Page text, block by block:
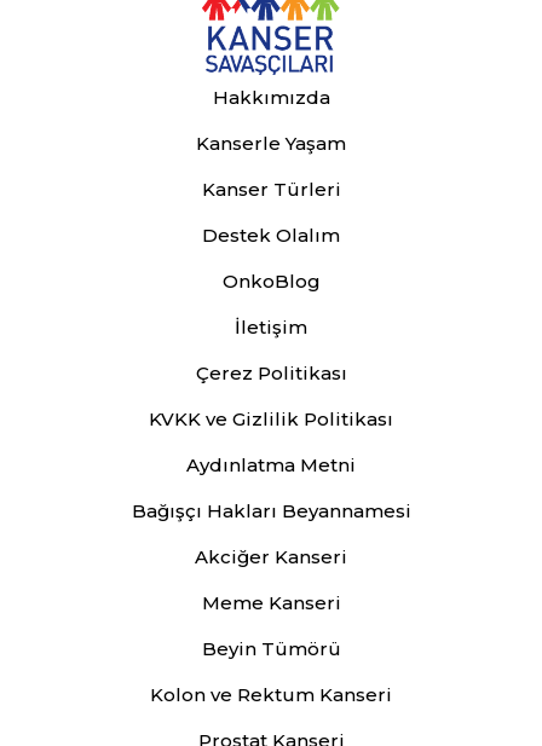
Hakkımızda
Kanserle Yaşam
Kanser Türleri
Destek Olalım
OnkoBlog
İletişim
Çerez Politikası
KVKK ve Gizlilik Politikası
Aydınlatma Metni
Bağışçı Hakları Beyannamesi
Akciğer Kanseri
Meme Kanseri
Beyin Tümörü
Kolon ve Rektum Kanseri
Prostat Kanseri